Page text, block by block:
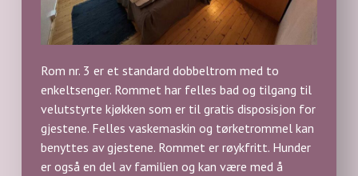
Rom nr. 3 er et standard dobbeltrom med to
enkeltsenger. Rommet har felles bad og tilgang til
velutstyrte kjøkken som er til gratis disposisjon for
gjestene. Felles vaskemaskin og tørketrommel kan
benyttes av gjestene. Rommet er røykfritt. Hunder
er også en del av familien og kan være med å